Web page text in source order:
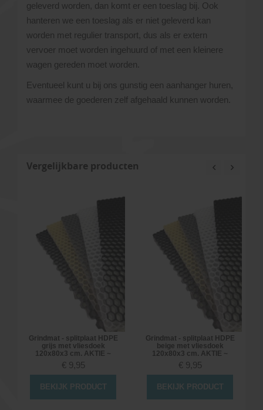
geleverd worden, dan komt er een toeslag bij. Ook
hanteren we een toeslag als er niet geleverd kan
worden met regulier transport, dus als er extern
vervoer moet worden ingehuurd of met een kleinere
wagen gereden moet worden.
Eventueel kunt u bij ons gunstig een aanhanger huren,
waarmee de goederen zelf afgehaald kunnen worden.
Vergelijkbare producten
Grindmat - splitplaat HDPE
grijs met vliesdoek
120x80x3 cm. AKTIE ~
€ 9,95
BEKIJK PRODUCT
Grindmat - splitplaat HDPE
beige met vliesdoek
120x80x3 cm. AKTIE ~
€ 9,95
BEKIJK PRODUCT